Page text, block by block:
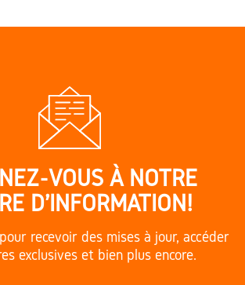
VOUS À NOTRE
D'INFORMATION!
recevoir des mises à jour, accéder
exclusives et bien plus encore.